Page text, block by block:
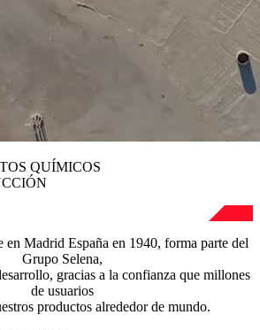
QUÍMICOS
en Madrid España en 1940, forma parte del
Grupo Selena,
gracias a la confianza que millones
de usuarios
productos alrededor de mundo.